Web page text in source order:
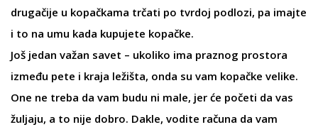
drugačije u kopačkama trčati po tvrdoj podlozi, pa imajte
i to na umu kada kupujete kopačke.
Još jedan važan savet – ukoliko ima praznog prostora
između pete i kraja ležišta, onda su vam kopačke velike.
One ne treba da vam budu ni male, jer će početi da vas
žuljaju, a to nije dobro. Dakle, vodite računa da vam